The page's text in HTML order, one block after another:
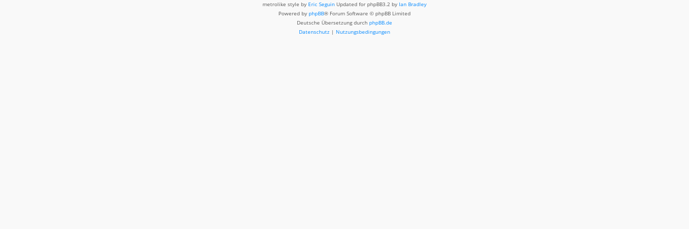
metrolike style by Eric Seguin Updated for phpBB3.2 by Ian Bradley
Powered by phpBB® Forum Software © phpBB Limited
Deutsche Übersetzung durch phpBB.de
Datenschutz | Nutzungsbedingungen